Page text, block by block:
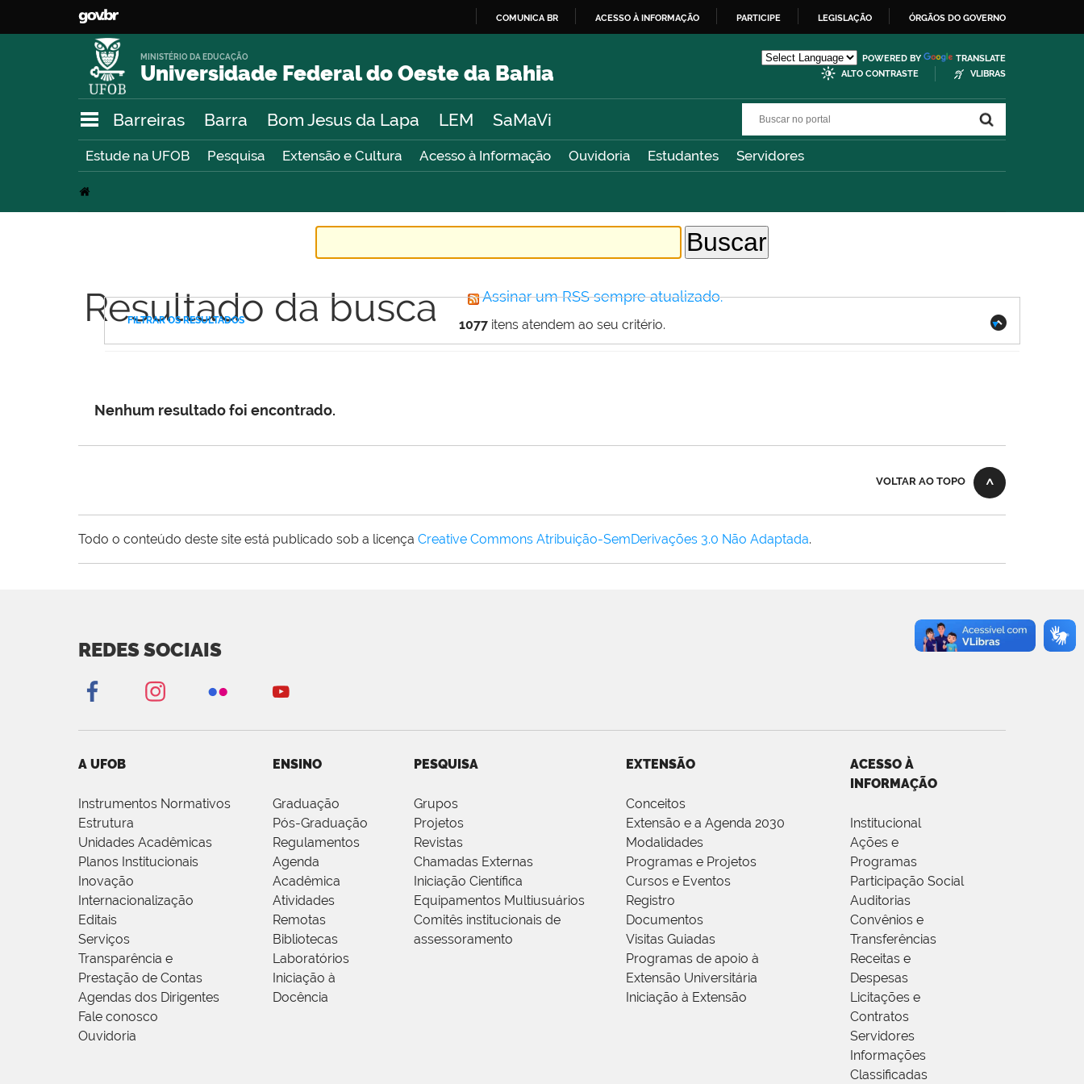
O
COMUNICA BR ACESSO À INFORMAÇÃO PARTICIPE LEGISLAÇÃO ÓRGÃOS DO GOVERNO
Universidade Federal do Oeste da Bahia
MINISTÉRIO DA EDUCAÇÃO POWERED BY
TRANSLATE
ALTO CONTRASTE
VLIBRAS
Barreiras Barra Bom Jesus da Lapa LEM SaMaVi
Estude na UFOB Pesquisa Extensão e Cultura Acesso à Informação Ouvidoria Estudantes Servidores
Resultado da busca Assinar um RSS sempre atualizado.
1077 itens atendem ao seu critério.
FILTRAR OS RESULTADOS
Nenhum resultado foi encontrado.
VOLTAR AO TOPO
Todo o conteúdo deste site está publicado sob a licença Creative Commons Atribuição-SemDerivações 3.0 Não Adaptada.
REDES SOCIAIS
A UFOB
Instrumentos Normativos
Estrutura
Unidades Acadêmicas
Planos Institucionais
Inovação
Internacionalização
Editais
Serviços
Transparência e
Prestação de Contas
Agendas dos Dirigentes
Fale conosco
Ouvidoria
ENSINO
Graduação
Pós-Graduação
Regulamentos
Agenda
Acadêmica
Atividades
Remotas
Bibliotecas
Laboratórios
Iniciação à
Docência
PESQUISA
Grupos
Projetos
Revistas
Chamadas Externas
Iniciação Científica
Equipamentos Multiusuários
Comitês institucionais de
assessoramento
EXTENSÃO
Conceitos
Extensão e a Agenda 2030
Modalidades
Programas e Projetos
Cursos e Eventos
Registro
Documentos
Visitas Guiadas
Programas de apoio à
Extensão Universitária
Iniciação à Extensão
ACESSO À
INFORMAÇÃO
Institucional
Ações e
Programas
Participação Social
Auditorias
Convênios e
Transferências
Receitas e
Despesas
Licitações e
Contratos
Servidores
Informações
Classificadas